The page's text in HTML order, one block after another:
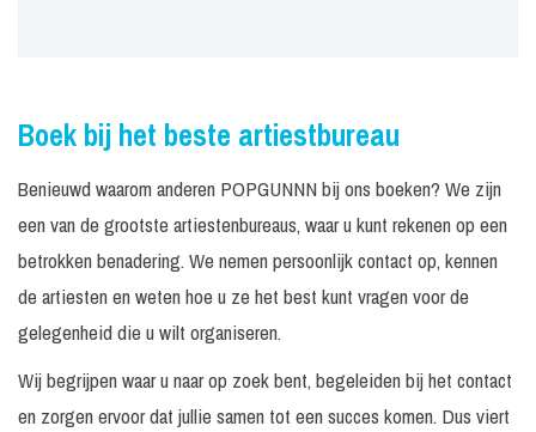
Boek bij het beste artiestbureau
Benieuwd waarom anderen POPGUNNN bij ons boeken? We zijn
een van de grootste artiestenbureaus, waar u kunt rekenen op een
betrokken benadering. We nemen persoonlijk contact op, kennen
de artiesten en weten hoe u ze het best kunt vragen voor de
gelegenheid die u wilt organiseren.
Wij begrijpen waar u naar op zoek bent, begeleiden bij het contact
en zorgen ervoor dat jullie samen tot een succes komen. Dus viert